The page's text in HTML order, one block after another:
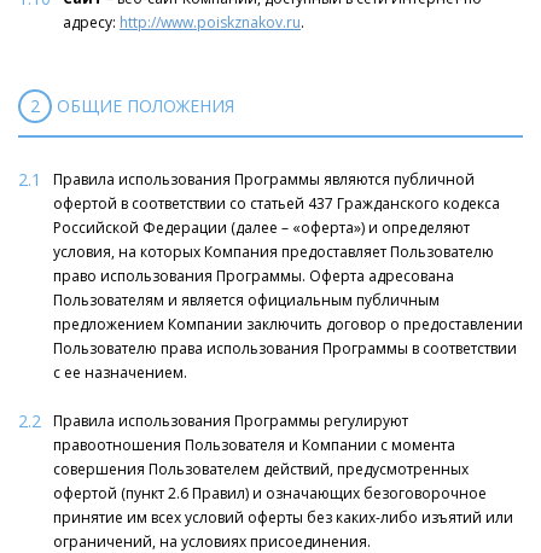
адресу: http://www.poiskznakov.ru.
2 ОБЩИЕ ПОЛОЖЕНИЯ
2.1
Правила использования Программы являются публичной
офертой в соответствии со статьей 437 Гражданского кодекса
Российской Федерации (далее – «оферта») и определяют
условия, на которых Компания предоставляет Пользователю
право использования Программы. Оферта адресована
Пользователям и является официальным публичным
предложением Компании заключить договор о предоставлении
Пользователю права использования Программы в соответствии
с ее назначением.
2.2 Правила использования Программы регулируют
правоотношения Пользователя и Компании с момента
совершения Пользователем действий, предусмотренных
офертой (пункт 2.6 Правил) и означающих безоговорочное
принятие им всех условий оферты без каких-либо изъятий или
ограничений, на условиях присоединения.